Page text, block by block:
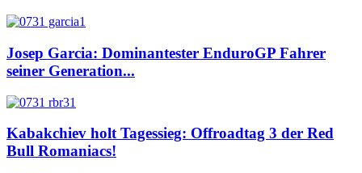
Josep Garcia: Dominantester EnduroGP Fahrer
seiner Generation...
Kabakchiev holt Tagessieg: Offroadtag 3 der Red
Bull Romaniacs!